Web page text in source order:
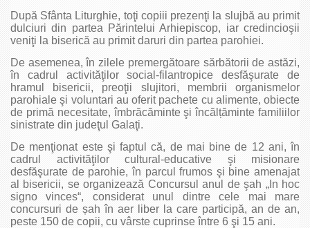
După Sfânta Liturghie, toţi copiii prezenţi la slujbă au primit
dulciuri din partea Părintelui Arhiepiscop, iar credincioşii
veniţi la biserică au primit daruri din partea parohiei.
De asemenea, în zilele premergătoare sărbătorii de astăzi,
în cadrul activităţilor social-filantropice desfăşurate de
hramul bisericii, preoţii slujitori, membrii organismelor
parohiale şi voluntari au oferit pachete cu alimente, obiecte
de primă necesitate, îmbrăcăminte şi încălțăminte familiilor
sinistrate din judeţul Galaţi.
De menţionat este şi faptul că, de mai bine de 12 ani, în
cadrul activităţilor cultural-educative şi misionare
desfăşurate de parohie, în parcul frumos şi bine amenajat
al bisericii, se organizează Concursul anul de şah „In hoc
signo vinces“, considerat unul dintre cele mai mare
concursuri de șah în aer liber la care participă, an de an,
peste 150 de copii, cu vârste cuprinse între 6 şi 15 ani.